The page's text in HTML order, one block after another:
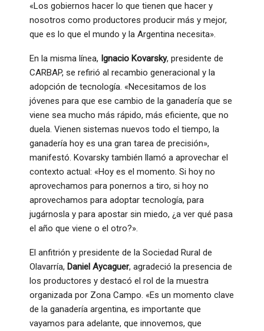
«Los gobiernos hacer lo que tienen que hacer y
nosotros como productores producir más y mejor,
que es lo que el mundo y la Argentina necesita».
En la misma línea, Ignacio Kovarsky, presidente de
CARBAP, se refirió al recambio generacional y la
adopción de tecnología. «Necesitamos de los
jóvenes para que ese cambio de la ganadería que se
viene sea mucho más rápido, más eficiente, que no
duela. Vienen sistemas nuevos todo el tiempo, la
ganadería hoy es una gran tarea de precisión»,
manifestó. Kovarsky también llamó a aprovechar el
contexto actual: «Hoy es el momento. Si hoy no
aprovechamos para ponernos a tiro, si hoy no
aprovechamos para adoptar tecnología, para
jugárnosla y para apostar sin miedo, ¿a ver qué pasa
el año que viene o el otro?».
El anfitrión y presidente de la Sociedad Rural de
Olavarría, Daniel Aycaguer, agradeció la presencia de
los productores y destacó el rol de la muestra
organizada por Zona Campo. «Es un momento clave
de la ganadería argentina, es importante que
vayamos para adelante, que innovemos, que